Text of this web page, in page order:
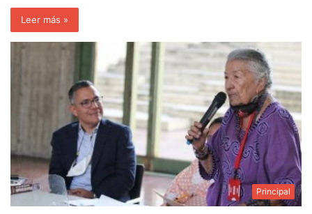
Leer más »
Principal